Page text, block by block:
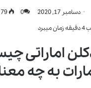
دسامبر 17, 2020 0
اماراتی
به چه